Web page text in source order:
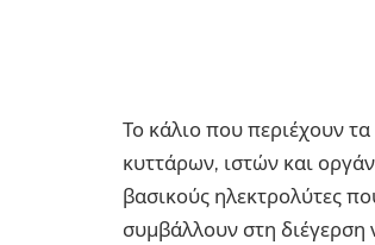
Το κάλιο που περιέχουν
κυττάρων, ιστών και
βασικούς ηλεκτρολύτες
συμβάλλουν στη